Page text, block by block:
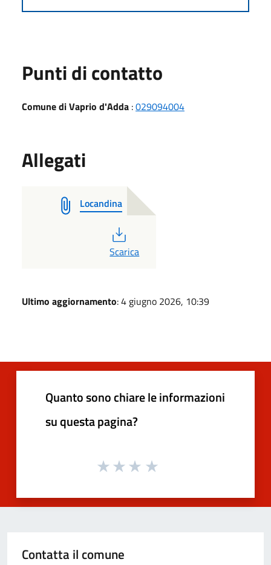
Punti di contatto
Comune di Vaprio d'Adda :029094004
Allegati
Locandina
PDF
Scarica
Ultimo aggiornamento: 4 giugno 2026, 10:39
Quanto sono chiare le informazioni
su questa pagina?
Contatta il comune